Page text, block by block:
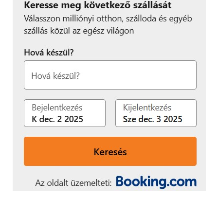
projektjével a Continental innovatív megközelítést
alkalmaz annak biztosítására, hogy kisebb
mértékben támaszkodjon az elsősorban Délkelet-
Ázsiában termesztett természetes kaucsukra.
Abroncsgyártó partnereivel együtt azon dolgozik,
hogy iparosítsa a természetes gumi speciálisan
termesztett pitypangból történő kinyerését.
Fenntartható növényi alapú
töltőanyagok
összeállításához. A szilícium-dioxid például segít
optimalizálni az olyan jellemzőket, mint a tapadás, a
gördülési ellenállás és a gumiabroncs élettartama. A
jövőben rizshéjat fognak használni a fenntartható